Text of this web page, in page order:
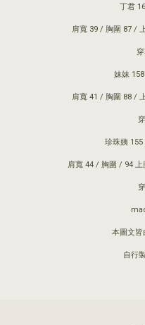
丁君
肩寬 39 / 胸圍 87 /
妹妹
肩寬 41 / 胸圍 88 /
珍珠姨
肩寬 44 / 胸圍 / 94
本圖文
自行